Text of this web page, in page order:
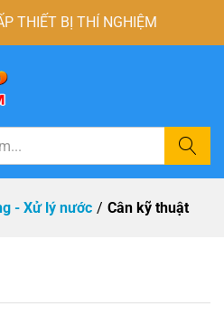
THIẾT BỊ THÍ NGHIỆM
Tìm
- Xử lý nước / Cân kỹ thuật